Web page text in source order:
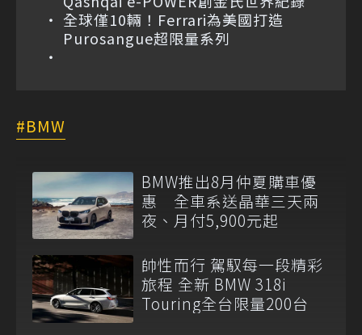
全球僅10輛！Ferrari為美國打造
Purosangue超限量系列
BMW
BMW推出8月仲夏購車優
惠 全車系送晶華三天兩
夜、月付5,900元起
帥性而行 駕馭每一段精彩
旅程 全新 BMW 318i
Touring全台限量200台